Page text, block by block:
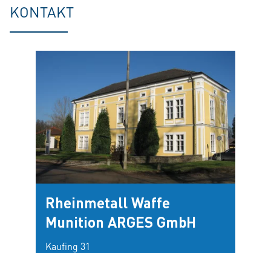
KONTAKT
Rheinmetall Waffe
Munition ARGES GmbH
Kaufing 31